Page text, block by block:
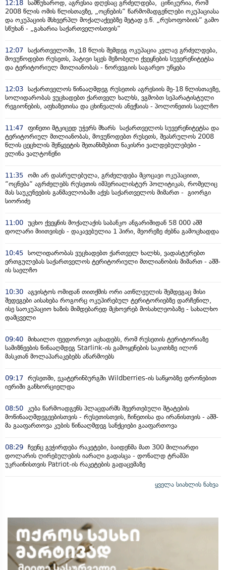
12:18 სამწუხაროდ, აგრესია დღესაც გრძელდება, ცინიკურია, რომ
2008 წლის ომის წლისთავზე, „ოცნების“ წარმომადგენლები ოკუპაციასა
და ოკუპაციის მსხვერპლ მოქალაქეებზე მეტად ე.წ. „რუსოფობიის“ გამო
სწუხან - „გახარია საქართველოსთვის“
12:07 საქართველოში, 18 წლის შემდეგ ოკუპაცია კვლავ გრძელდება,
მოვუწოდებთ რუსეთს, პატივი სცეს მეზობელი ქვეყნების სუვერენიტეტსა
და ტერიტორიულ მთლიანობას - ნორვეგიის საგარეო უწყება
12:03 საქართველოს წინააღმდეგ რუსეთის აგრესიის მე-18 წლისთავზე,
სოლიდარობას ვუცხადებთ ქართველ ხალხს, ვგმობთ სეპარატისტული
რეგიონების, აფხაზეთისა და ცხინვალის ანექსიას - პოლონეთის საელჩო
11:47 ფინეთი მტკიცედ უჭერს მხარს საქართველოს სუვერენიტეტსა და
ტერიტორიულ მთლიანობას, მოვუწოდებთ რუსეთს, შეასრულოს 2008
წლის ცეცხლის შეწყვეტის შეთანხმებით ნაკისრი ვალდებულებები -
ელინა ვალტონენი
11:35 ომი არ დასრულებულა, გრძელდება მცოცავი ოკუპაციით,
“ოცნება“ აგრძელებს რუსეთის იმპერიალისტურ პოლიტიკას, რომელიც
მას საუკუნეების განმავლობაში აქვს საქართველოს მიმართ - გიორგი
სიორიძე
11:00 უცხო ქვეყნის მოქალაქის საბანკო ანგარიშიდან 58 000 აშშ
დოლარი მიითვისეს - დაკავებულია 1 პირი, მეორეზე ძებნა გამოცხადდა
10:45 სოლიდარობას ვუცხადებთ ქართველ ხალხს, ვადასტურებთ
ერთგულებას საქართველოს ტერიტორიული მთლიანობის მიმართ - აშშ-
ის საელჩო
10:30 აგვისტოს ომიდან თითქმის ორი ათწლეულის შემდეგაც მისი
შედეგები აისახება როგორც ოკუპირებულ ტერიტორიებზე დარჩენილ,
ისე საოკუპაციო ხაზის მიმდებარედ მცხოვრებ მოსახლეობაზე - სახალხო
დამცველი
09:40 მიხაილო ფედოროვი აცხადებს, რომ რუსეთის ტერიტორიაზე
სამიზნეების წინააღმდეგ Starlink-ის გამოყენების საკითხზე ილონ
მასკთან მოლაპარაკებებს აწარმოებს
09:17 რუსეთში, ეკატერინბურგში Wildberries-ის საწყობზე დრონებით
იერიში განხორციელდა
08:50
კუბა წარმოადგენს პლაცდარმს შეერთებული შტატების
მოწინააღმდეგეებისთვის - რუსეთისთვის, ჩინეთისა და ირანისთვის - აშშ-
მა გააფართოვა კუბის წინააღმდეგ სანქციები გააფართოვა
08:29 ჩვენც გვჭირდება რაკეტები, ბაიდენმა მათ 300 მილიარდი
დოლარის ღირებულების იარაღი გადასცა - დონალდ ტრამპი
უკრაინისთვის Patriot-ის რაკეტების გადაცემაზე
ყველა სიახლის ნახვა